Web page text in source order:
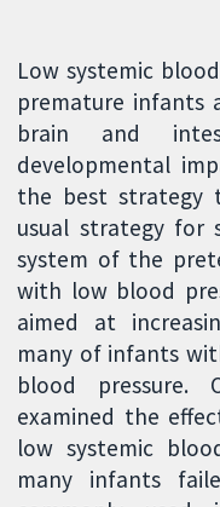
Low systemic
premature infants
brain and
developmental
the best strategy
usual strategy for
system of the
with low blood
aimed at
many of infants
blood
examined the
low systemic
many infants